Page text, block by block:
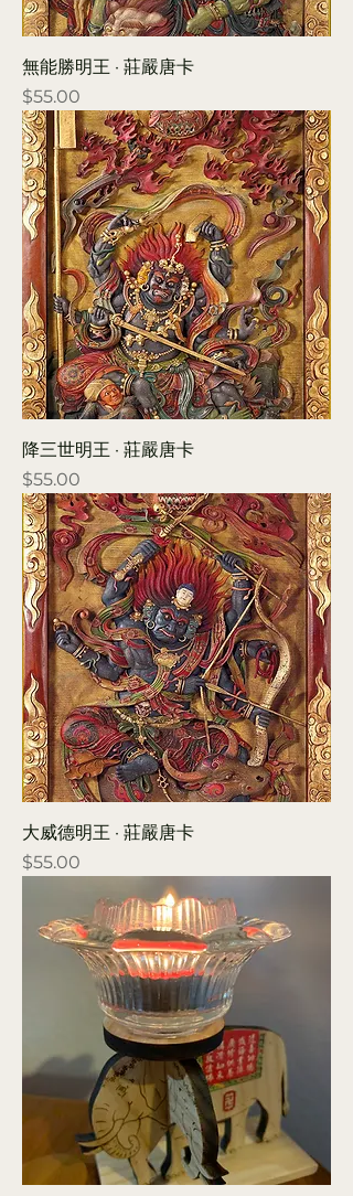
無能勝明王 · 莊嚴唐卡
Price
$55.00
降三世明王 · 莊嚴唐卡
Price
$55.00
大威德明王 · 莊嚴唐卡
Price
$55.00